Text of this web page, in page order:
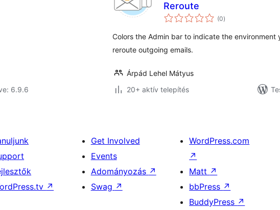
6.9.6
Reroute
(0értékelés
összesen
)
Colors the Admin bar to indicate the
reroute outgoing emails.
Árpád Lehel Mátyus
20+ aktív telepítés
↗
Get Involved
Events
Adományozás ↗
Swag ↗
WordPress.com
↗
Matt ↗
bbPress ↗
BuddyPress ↗